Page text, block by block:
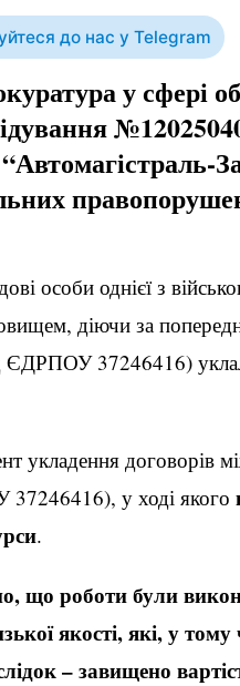
до нас у Telegram
у сфері
особи однієї з
діючи за
ЄДРПОУ 37246416)
укладення договорів
у ході якого
.
що роботи були
якості, які, у тому
– завищено